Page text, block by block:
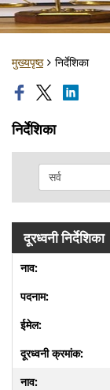
मुख्यपृष्ठ निर्देशिका
निर्देशिका
दूरध्वनी निर्देशिका